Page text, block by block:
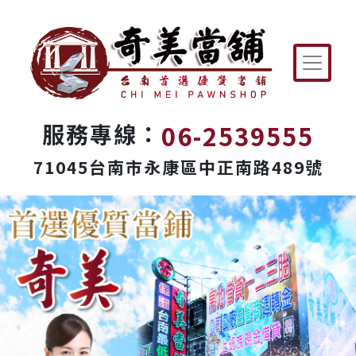
服務專線： 06-2539555
71045台南市永康區中正南路489號
Previous Next